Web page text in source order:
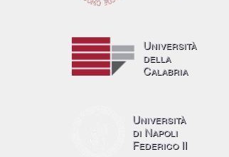
Università
della
Calabria
Università
di Napoli
Federico II